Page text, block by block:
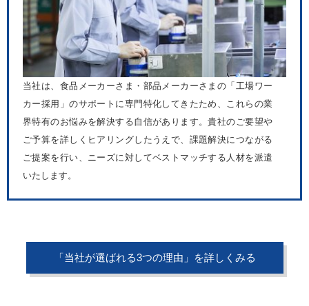
当社は、食品メーカーさま・部品メーカーさまの「工場ワー
カー採用」のサポートに専門特化してきたため、これらの業
界特有のお悩みを解決する自信があります。貴社のご要望や
ご予算を詳しくヒアリングしたうえで、課題解決につながる
ご提案を行い、ニーズに対してベストマッチする人材を派遣
いたします。
「当社が選ばれる3つの理由」を詳しくみる